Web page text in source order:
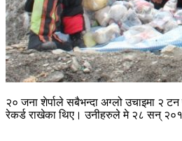
२० जना शेर्पाले सबैभन्दा अग्लो उचाइमा २
रेकर्ड राखेका थिए। उनीहरुले मे २८ सन्